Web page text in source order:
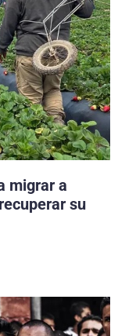
migrar a
su